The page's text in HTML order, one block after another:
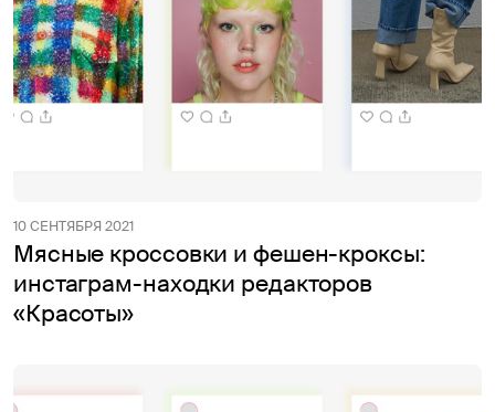
10 СЕНТЯБРЯ 2021
Мясные кроссовки и фешен-кроксы:
инстаграм-находки редакторов
«Красоты»